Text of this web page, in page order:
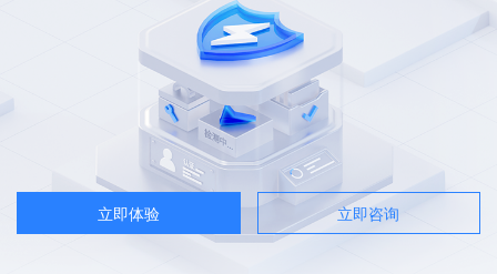
立即体验 立即咨询